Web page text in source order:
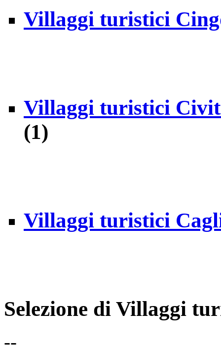
Villaggi turistici
Villaggi turistici
(1)
Villaggi turistici
Selezione di Villaggi
--